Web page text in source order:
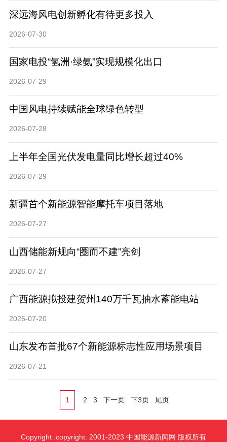
深远海风电创新孵化有待更多投入
2026-07-30
国家电投“氢洲·绿氨”实现规模化出口
2026-07-29
中国风电持续赋能全球绿色转型
2026-07-28
上半年全国光伏发电量同比增长超过40%
2026-07-29
新疆首个新能源智能摩托车项目落地
2026-07-27
山西储能新规向“圈而不建”亮剑
2026-07-27
广西能源拟投建贺州140万千瓦抽水蓄能电站
2026-07-20
山东发布首批67个新能源标志性应用场景项目
2026-07-21
1 2 3 下一页 下3页 尾页
Copyright :copyright: 2001-2023 中国能源新闻网 版权所有